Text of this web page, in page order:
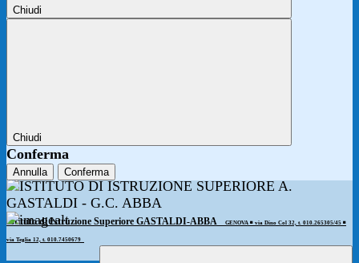
Chiudi
Chiudi
Conferma
Annulla Conferma
Istituto di Istruzione Superiore GASTALDI-ABBA GENOVA ◾️ via Dino Col 32, t. 010.265305/45 ◾️
via Teglia 12, t. 010.7450679